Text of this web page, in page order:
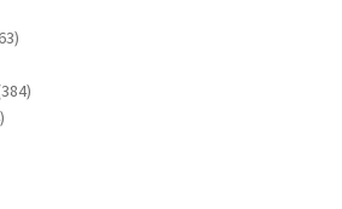
63
384384